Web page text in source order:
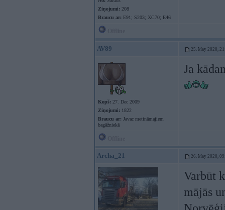
Ziņojumi: 208
Braucu ar: E91; S203; XC70; E46
AV89 25. May 2020,
Kopš: 27. Dec 2009
Ziņojumi: 1822
Braucu ar: Javac metināmajiem
bagāžniekā
Ja
Archa_21 26. May 2020,
Varbūt
mājās